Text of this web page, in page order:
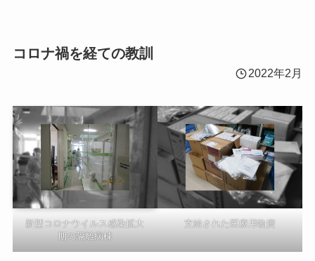
コロナ禍を経ての教訓
2022年2月
新型コロナウイルス感染拡大
期の隔離病棟
支給された医療用物資